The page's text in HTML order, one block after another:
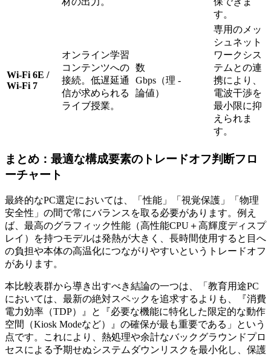
す。
Wi-Fi 6E /
Wi-Fi 7
オンライン学習
コンテンツへの
接続。低遅延通
信が求められる
ライブ授業。
数
Gbps（理
論値）
-
専用のメッ
シュネット
ワークシス
テムとの連
携により、
電波干渉を
最小限に抑
えられま
す。
まとめ：最適な構成要素のトレードオフ判断フロ
ーチャート
最終的なPC選定においては、「性能」「視覚保護」「物理
安全性」の間で常にバランスを取る必要があります。例え
ば、最高のグラフィック性能（高性能CPU＋高輝度ディスプ
レイ）を持つモデルは発熱が大きく、長時間使用すると目へ
の負担や本体の高温化につながりやすいというトレードオフ
があります。
本比較表群から導き出すべき結論の一つは、「教育用途PC
においては、最新の絶対スペックを追求するよりも、『消費
電力効率（TDP）』と『必要な機能に特化した限定的な動作
空間（Kiosk Modeなど）』の確保が最も重要である」という
点です。これにより、熱処理や余計なバックグラウンドプロ
セスによる予期せぬシステムダウンリスクを最小化し、保護